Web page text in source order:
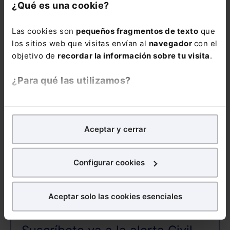
¿Qué es una cookie?
Las cookies son pequeños fragmentos de texto que
los sitios web que visitas envían al navegador con el
objetivo de recordar la información sobre tu visita.
¿Para qué las utilizamos?
analíticospara tratar demejorar tu experienciaen
nuestra página web. También con fines publicitarios,
para poder mostrarte publicidad y contenidos de tu
¿Qué puedes hacer?
en la web sea óptima
Aceptar y cerrar
Configurar cookies
Aceptar solo las cookies esenciales
COMENTARIOS
COMENTAR
ALERTAS